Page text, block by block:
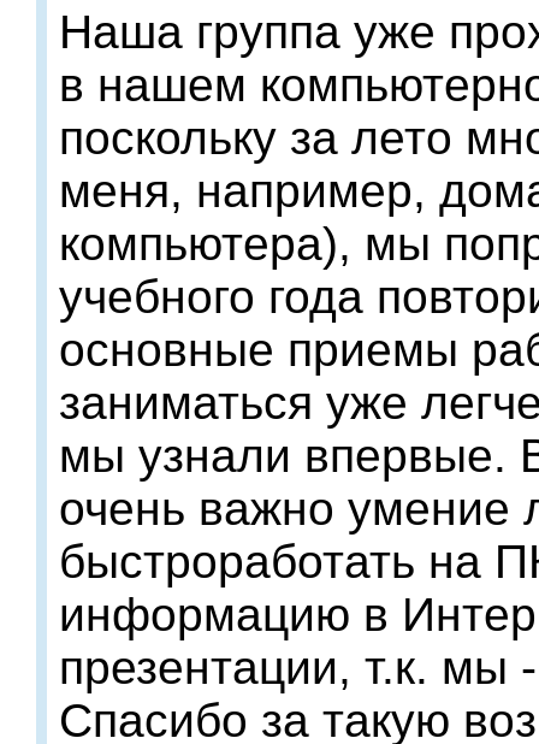
Наша группа уже
в нашем
поскольку за лето
меня, например,
компьютера), мы
учебного года
основные приемы
заниматься уже
мы узнали впервые.
очень важно умение
быстроработать на
информацию в
презентации, т.к. мы
Спасибо за такую